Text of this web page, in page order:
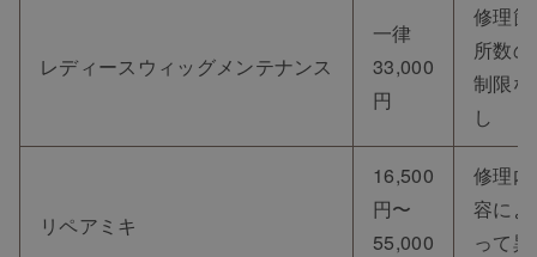
レディースウィッグメンテナンス
一律
33,000
円
修理箇
所数の
制限な
し
リペアミキ
16,500
円〜
55,000
修理内
容によ
って異